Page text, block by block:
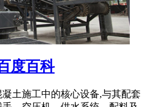
度百科
土施工中的核心设备,与其配套